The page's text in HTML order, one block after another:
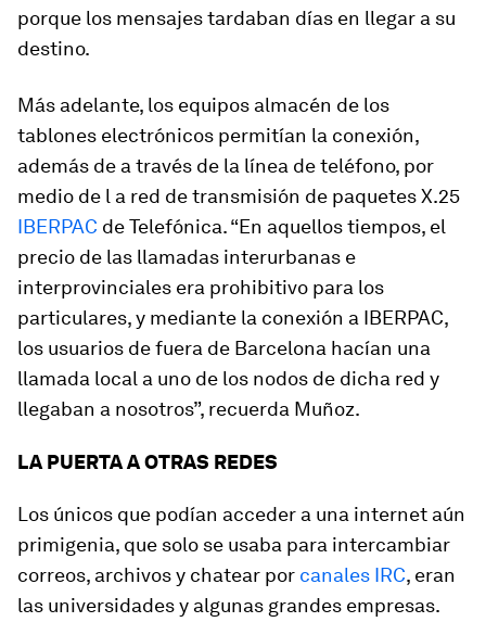
porque los mensajes tardaban días en llegar a su
destino.
Más adelante, los equipos almacén de los
tablones electrónicos permitían la conexión,
además de a través de la línea de teléfono, por
medio de l a red de transmisión de paquetes X.25
IBERPAC de Telefónica. “En aquellos tiempos, el
precio de las llamadas interurbanas e
interprovinciales era prohibitivo para los
particulares, y mediante la conexión a IBERPAC,
los usuarios de fuera de Barcelona hacían una
llamada local a uno de los nodos de dicha red y
llegaban a nosotros”, recuerda Muñoz.
LA PUERTA A OTRAS REDES
Los únicos que podían acceder a una internet aún
primigenia, que solo se usaba para intercambiar
correos, archivos y chatear por canales IRC, eran
las universidades y algunas grandes empresas.